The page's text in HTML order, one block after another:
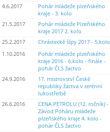
4.6.2017
Pohár mládeže plzeňského
kraje - 3. kolo
21.5.2017
Pohár mládeže Plzeňského
kraje 2017 2. kolo
25.2.2017 Chrástecké šípy 2017 - 5.kolo
1.10.2016
Pohár mládeže plzeňského
kraje 2016 - 6.kolo - finále -
pohár ČLS žactvo
24.9.2016
17. mistrovství České
republiky žactva v terénní
lukostřelbě
26.6.2016
CENA PETROLU (12. ročník) -
Závod Poháru mládeže
plzeňského kraje 4. kolo -
pohár ČLS žactvo